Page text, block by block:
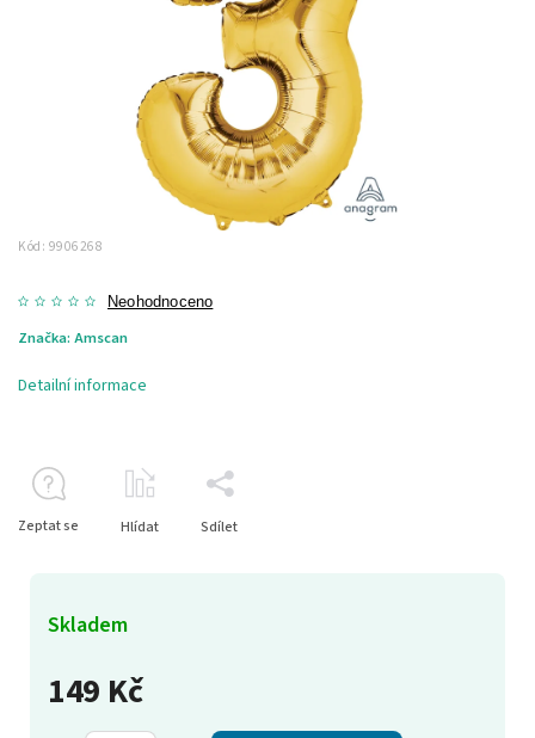
Kód: 9906268
Neohodnoceno
Značka: Amscan
149 Kč
Skladem
Detailní informace
Zeptat se Hlídat Sdílet